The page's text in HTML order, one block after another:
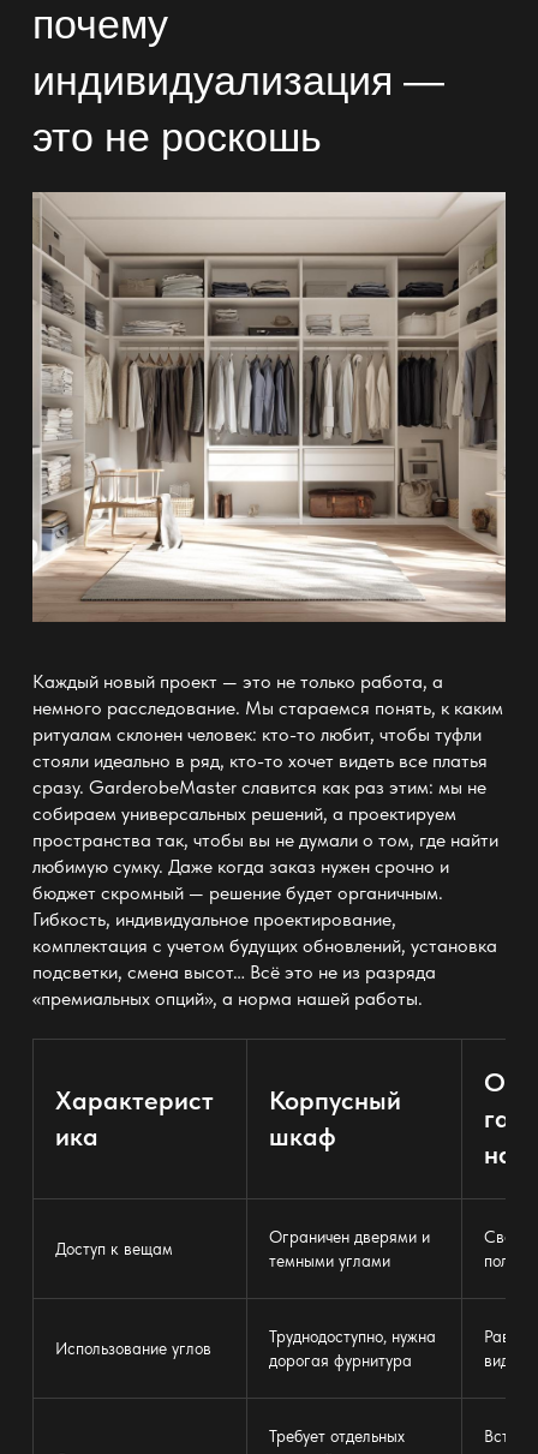
почему
индивидуализация —
это не роскошь
Каждый новый проект — это не только работа, а
немного расследование. Мы стараемся понять, к каким
ритуалам склонен человек: кто-то любит, чтобы туфли
стояли идеально в ряд, кто-то хочет видеть все платья
сразу. GarderobeMaster славится как раз этим: мы не
собираем универсальных решений, а проектируем
пространства так, чтобы вы не думали о том, где найти
любимую сумку. Даже когда заказ нужен срочно и
бюджет скромный — решение будет органичным.
Гибкость, индивидуальное проектирование,
комплектация с учетом будущих обновлений, установка
подсветки, смена высот… Всё это не из разряда
«премиальных опций», а норма нашей работы.
Характерист
ика
Корпусный
шкаф
на
Доступ к вещам
Ограничен дверями и
темными углами
Использование углов
Труднодоступно, нужна
дорогая фурнитура
видна
Требует отдельных